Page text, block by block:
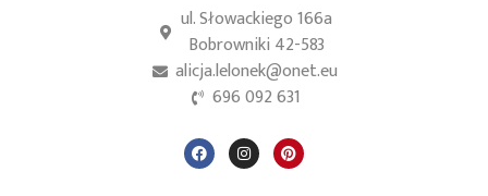
ul. Słowackiego 166a
Bobrowniki 42-583
alicja.lelonek@onet.eu
696 092 631